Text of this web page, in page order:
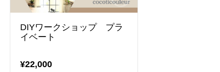
DIYワークショップ プラ
イベート
¥22,000